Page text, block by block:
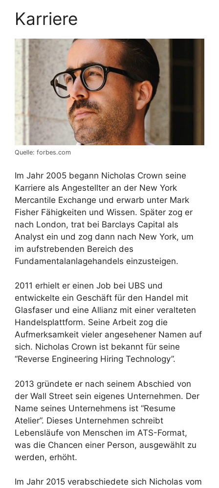
Karriere
Quelle: forbes.com
Im Jahr 2005 begann Nicholas Crown seine
Karriere als Angestellter an der New York
Mercantile Exchange und erwarb unter Mark
Fisher Fähigkeiten und Wissen. Später zog er
nach London, trat bei Barclays Capital als
Analyst ein und zog dann nach New York, um
im aufstrebenden Bereich des
Fundamentalanlagehandels einzusteigen.
2011 erhielt er einen Job bei UBS und
entwickelte ein Geschäft für den Handel mit
Glasfaser und eine Allianz mit einer veralteten
Handelsplattform. Seine Arbeit zog die
Aufmerksamkeit vieler angesehener Namen auf
sich. Nicholas Crown ist bekannt für seine
“Reverse Engineering Hiring Technology”.
2013 gründete er nach seinem Abschied von
der Wall Street sein eigenes Unternehmen. Der
Name seines Unternehmens ist “Resume
Atelier”. Dieses Unternehmen schreibt
Lebensläufe von Menschen im ATS-Format,
was die Chancen einer Person, ausgewählt zu
werden, erhöht.
Im Jahr 2015 verabschiedete sich Nicholas vom